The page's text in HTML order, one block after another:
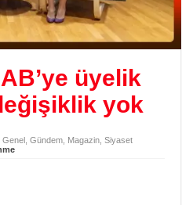
üyelik
yok
,Genel ,Gündem Magazin ,Siyaset